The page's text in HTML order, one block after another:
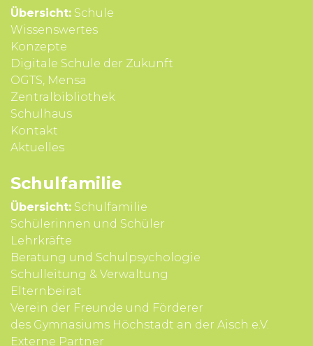
Übersicht: Schule
Wissens­wertes
Konzepte
Digitale Schule der Zukunft
OGTS, Mensa
Zentralbibliothek
Schulhaus
Kontakt
Aktuelles
Schul­familie
Übersicht: Schulfamilie
Schülerinnen und Schüler
Lehrkräfte
Beratung und Schul­psycho­logie
Schul­leitung & Verwal­tung
Eltern­beirat
Verein der Freunde und Förderer
des Gymnasiums Höchstadt an der Aisch e.V.
Externe Partner